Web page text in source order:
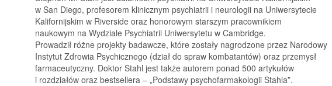
w San Diego, profesorem klinicznym psychiatrii i neurologii na Uniwersytecie
Kalifornijskim w Riverside oraz honorowym starszym pracownikiem
naukowym na Wydziale Psychiatrii Uniwersytetu w Cambridge.
Prowadził różne projekty badawcze, które zostały nagrodzone przez Narodowy
Instytut Zdrowia Psychicznego (dział do spraw kombatantów) oraz przemysł
farmaceutyczny. Doktor Stahl jest także autorem ponad 500 artykułów
i rozdziałów oraz bestsellera – „Podstawy psychofarmakologii Stahla”.